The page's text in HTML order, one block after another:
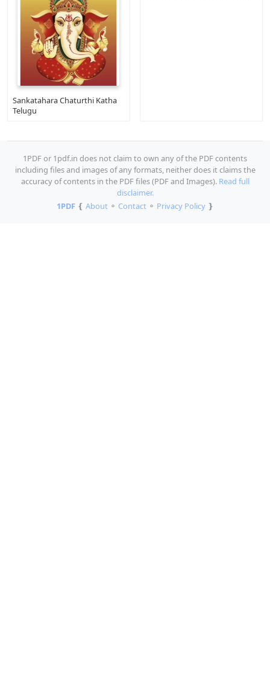
Sankatahara Chaturthi Katha
Telugu
1PDF or 1pdf.in does not claim to own any of the PDF contents
including files and images of any formats, neither does it claims the
accuracy of contents in the PDF files (PDF and Images). Read full
disclaimer.
1PDF❴ About⚬ Contact⚬ Privacy Policy❵